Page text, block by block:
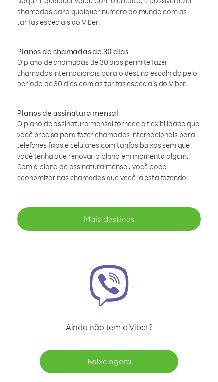
chamadas para qualquer número do mundo com as
tarifas especiais do Viber.
Planos de chamadas de 30 dias
O plano de chamadas de 30 dias permite fazer
chamadas internacionais para o destino escolhido pelo
período de 30 dias com as tarifas especiais do Viber.
Planos de assinatura mensal
O plano de assinatura mensal fornece a flexibilidade que
você precisa para fazer chamadas internacionais para
telefones fixos e celulares com tarifas baixas sem que
você tenha que renovar o plano em momento algum.
Com o plano de assinatura mensal, você pode
economizar nas chamadas que você já está fazendo
Mais destinos
Ainda não tem o Viber?
Baixe agora